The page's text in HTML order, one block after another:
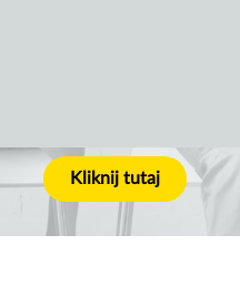
Kliknij tutaj